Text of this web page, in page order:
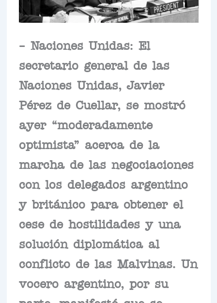
– Naciones Unidas: El
secretario general de las
Naciones Unidas, Javier
Pérez de Cuellar, se mostró
ayer “moderadamente
optimista” acerca de la
marcha de las negociaciones
con los delegados argentino
y británico para obtener el
cese de hostilidades y una
solución diplomática al
conflicto de las Malvinas. Un
vocero argentino, por su